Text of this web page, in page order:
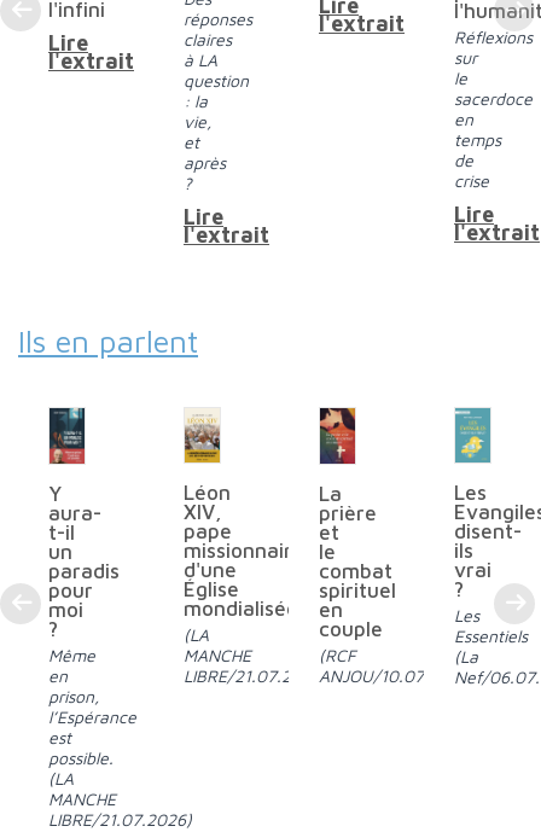
l'infini
Lire
l'extrait
réponses
claires
à LA
question
: la
vie,
et
après
?
Lire
l'extrait
l'extrait
Réflexions
sur
le
sacerdoce
en
temps
de
crise
Lire
l'extrait
Ils en parlent
Y
aura-
t-il
un
paradis
pour
moi
?
Même
en
prison,
l’Espérance
est
possible.
(LA
MANCHE
LIBRE/21.07.2026)
Léon
XIV,
pape
missionnaire
d'une
Église
mondialisée
(LA
MANCHE
LIBRE/21.07.2026)
La
prière
et
le
combat
spirituel
en
couple
(RCF
ANJOU/10.07.2026)
Les
disent-
ils
vrai
?
Les
Essentiels
(La
Nef/